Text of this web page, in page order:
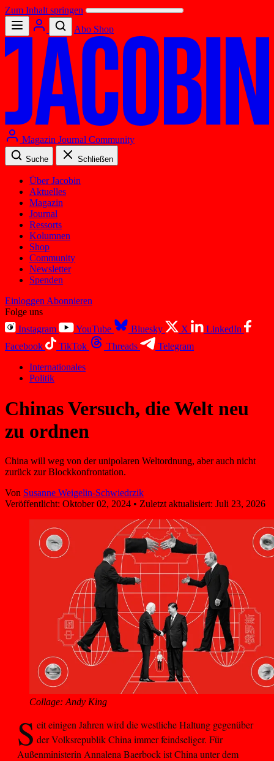
Zum Inhalt springen
Abo Shop
Magazin Journal Community
Suche Schließen
Über Jacobin
Aktuelles
Magazin
Journal
Ressorts
Kolumnen
Shop
Community
Newsletter
Spenden
Einloggen Abonnieren
Folge uns
Instagram
YouTube Bluesky X
LinkedIn
Facebook
TikTok Threads
Telegram
Internationales
Politik
Chinas Versuch, die Welt neu
zu ordnen
China will weg von der unipolaren Weltordnung, aber auch nicht
zurück zur Blockkonfrontation.
Von Susanne Weigelin-Schwiedrzik
Veröffentlicht: Oktober 02, 2024 • Zuletzt aktualisiert: Juli 23, 2026
Collage: Andy King
S eit einigen Jahren wird die westliche Haltung gegenüber
der Volksrepublik China immer feindseliger. Für
Außenministerin Annalena Baerbock ist China unter dem